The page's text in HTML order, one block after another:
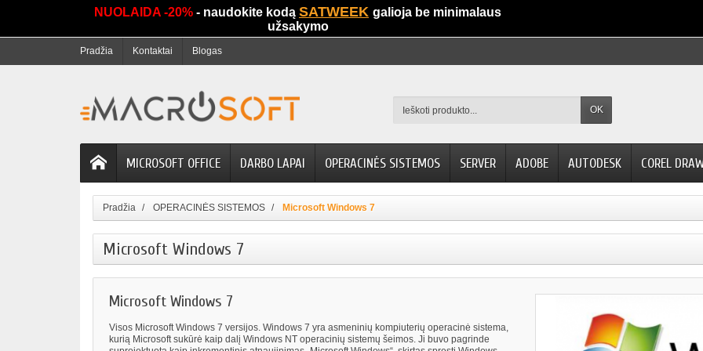
NUOLAIDA -20% - naudokite kodą SATWEEK galioja be minimalaus
užsakymo
Pradžia Kontaktai Blogas
OK
MICROSOFT OFFICE DARBO LAPAI OPERACINĖS SISTEMOS SERVER ADOBE AUTODESK COREL
Pradžia OPERACINĖS SISTEMOS Microsoft Windows 7
Microsoft Windows 7
Microsoft Windows 7
Visos Microsoft Windows 7 versijos. Windows 7 yra asmeninių kompiuterių operacinė sistema,
kurią Microsoft sukūrė kaip dalį Windows NT operacinių sistemų šeimos. Ji buvo pagrinde